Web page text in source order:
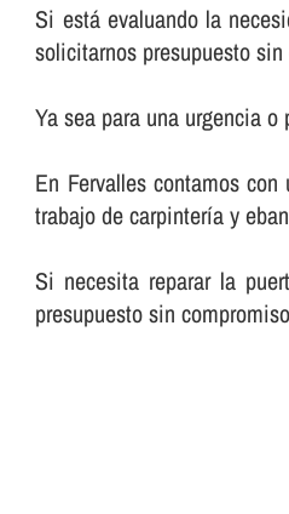
Si está evaluando la
solicitarnos presupuesto
Ya sea para una urgencia
En Fervalles contamos
trabajo de carpinterí­a y
Si necesita reparar la
presupuesto sin